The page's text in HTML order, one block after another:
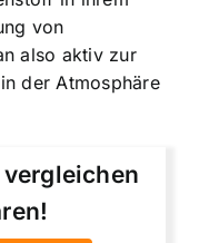
von
also aktiv zur
der Atmosphäre